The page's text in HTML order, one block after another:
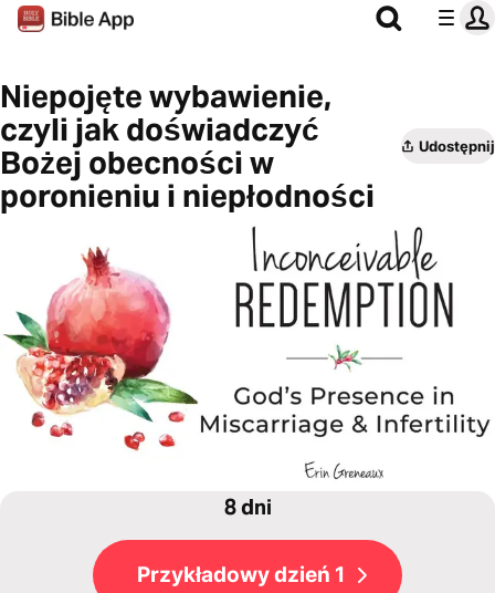
Niepojęte wybawienie,
czyli jak doświadczyć
Bożej obecności w
poronieniu i niepłodności
Udostępnij
8 dni
Przykładowy dzień 1